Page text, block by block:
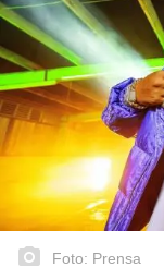
Foto: Prensa